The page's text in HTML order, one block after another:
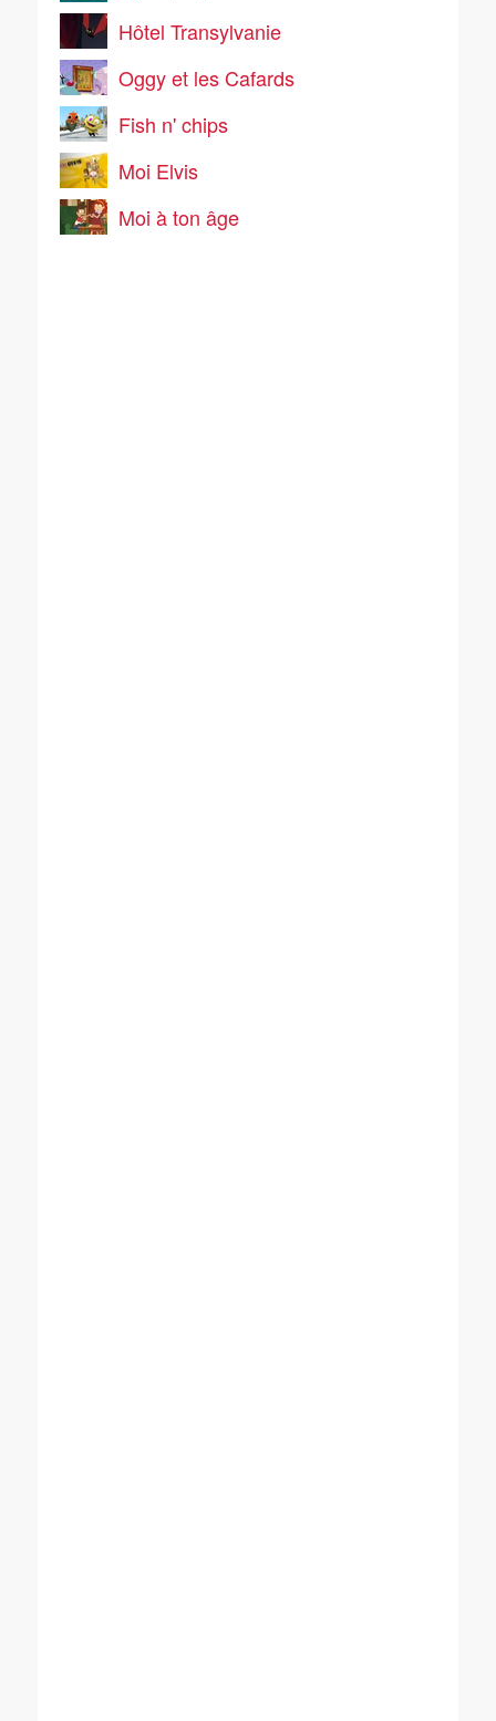
Hôtel Transylvanie
Oggy et les Cafards
Fish n' chips
Moi Elvis
Moi à ton âge